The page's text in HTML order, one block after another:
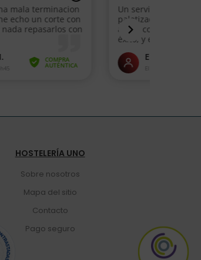
HOSTELERÍA UNO
Sobre nosotros
Mapa del sitio
Contacto
Pago seguro